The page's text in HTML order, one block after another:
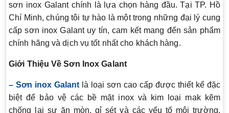
sơn inox Galant chính là lựa chọn hàng đầu. Tại TP. Hồ
Chí Minh, chúng tôi tự hào là một trong những đại lý cung
cấp sơn inox Galant uy tín, cam kết mang đến sản phẩm
chính hãng và dịch vụ tốt nhất cho khách hàng.
Giới Thiệu Về Sơn Inox Galant
– Sơn inox Galant là loại sơn cao cấp được thiết kế đặc
biệt để bảo vệ các bề mặt inox và kim loại mak kẽm
chống lại sự ăn mòn, gỉ sét và các yếu tố môi trường.